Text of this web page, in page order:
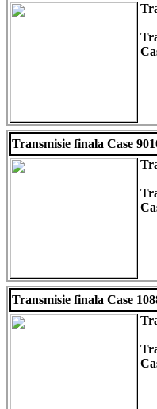
Transmisie finala Case
Transmisie finala Case